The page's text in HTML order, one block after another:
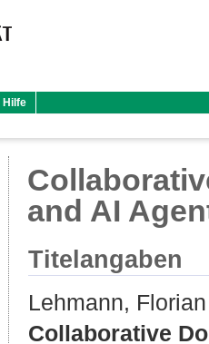
Hilfe
and AI
Titelangaben
Lehmann, Florian
Collaborative